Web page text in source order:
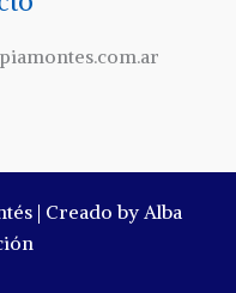
| Creado by Alba